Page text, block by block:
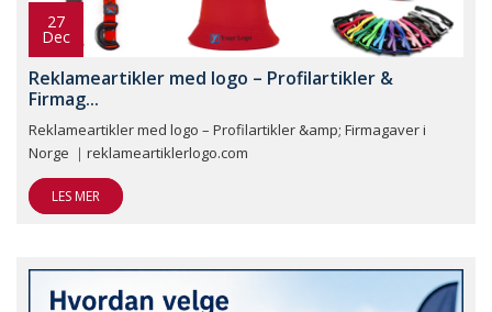
27
Dec
Reklameartikler med logo – Profilartikler &
Firmag...
Reklameartikler med logo – Profilartikler &amp; Firmagaver i
Norge ｜reklameartiklerlogo.com
LES MER